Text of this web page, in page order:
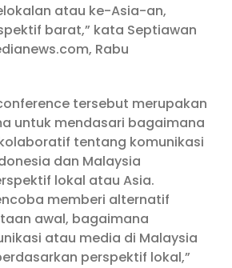
atau ke-Asia-an,
barat,” kata Septiawan
Rabu
tersebut merupakan
untuk mendasari bagaimana
tentang komunikasi
dan Malaysia
lokal atau Asia.
memberi alternatif
awal, bagaimana
atau media di Malaysia
perspektif lokal,”